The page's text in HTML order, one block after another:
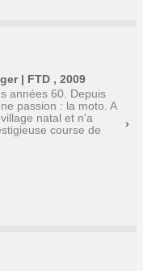
| FTD , 2009
années 60. Depuis
passion : la moto. A
natal et n'a
course de